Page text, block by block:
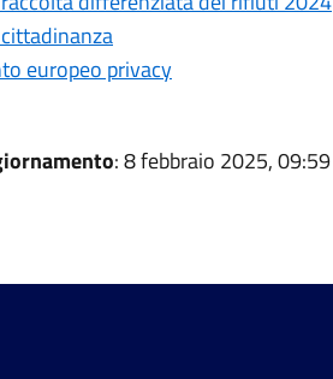
europeo privacy
: 8 febbraio 2025, 09:59